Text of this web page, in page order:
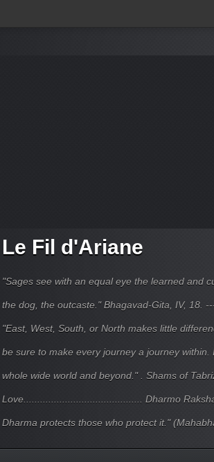
Le Fil d'Ariane
"Sages see with an equal eye the learned and
the dog, the outcaste." Bhagavad-Gita, IV,
"East, West, South, or North makes little
be sure to make every journey a journey within.
whole wide world and beyond." . Shams of
Love........................................... Dharmo Rakshati
Dharma protects those who protect it."